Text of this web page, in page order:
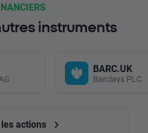
instruments
BARC.UK
Barclays PLC
actions